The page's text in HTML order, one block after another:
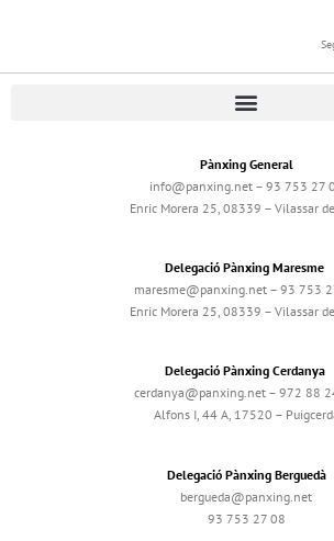
Pànxing General
info@panxing.net – 93 753 27
Enric Morera 25, 08339 – Vilassar
Delegació Pànxing Maresme
maresme@panxing.net – 93 753
Enric Morera 25, 08339 – Vilassar
Delegació Pànxing Cerdanya
cerdanya@panxing.net – 972 88
Alfons I, 44 A, 17520 –
Delegació Pànxing Berguedà
bergueda@panxing.net
93 753 27 08